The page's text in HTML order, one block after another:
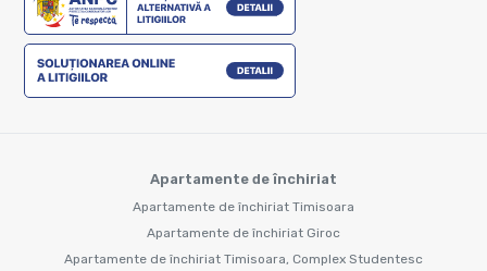
Apartamente de închiriat
Apartamente de închiriat Timisoara
Apartamente de închiriat Giroc
Apartamente de închiriat Timisoara, Complex Studentesc